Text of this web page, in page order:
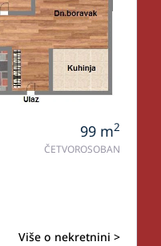
99 m2
ČETVOROSOBAN
Više o nekretnini >